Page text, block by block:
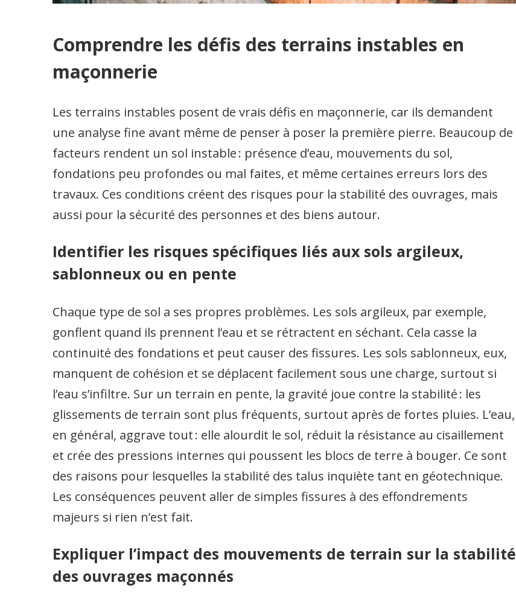
Comprendre les défis des terrains instables en
maçonnerie
Les terrains instables posent de vrais défis en maçonnerie, car ils demandent
une analyse fine avant même de penser à poser la première pierre. Beaucoup de
facteurs rendent un sol instable : présence d’eau, mouvements du sol,
fondations peu profondes ou mal faites, et même certaines erreurs lors des
travaux. Ces conditions créent des risques pour la stabilité des ouvrages, mais
aussi pour la sécurité des personnes et des biens autour.
Identifier les risques spécifiques liés aux sols argileux,
sablonneux ou en pente
Chaque type de sol a ses propres problèmes. Les sols argileux, par exemple,
gonflent quand ils prennent l’eau et se rétractent en séchant. Cela casse la
continuité des fondations et peut causer des fissures. Les sols sablonneux, eux,
manquent de cohésion et se déplacent facilement sous une charge, surtout si
l’eau s’infiltre. Sur un terrain en pente, la gravité joue contre la stabilité : les
glissements de terrain sont plus fréquents, surtout après de fortes pluies. L’eau,
en général, aggrave tout : elle alourdit le sol, réduit la résistance au cisaillement
et crée des pressions internes qui poussent les blocs de terre à bouger. Ce sont
des raisons pour lesquelles la stabilité des talus inquiète tant en géotechnique.
Les conséquences peuvent aller de simples fissures à des effondrements
majeurs si rien n’est fait.
Expliquer l’impact des mouvements de terrain sur la stabilité
des ouvrages maçonnés